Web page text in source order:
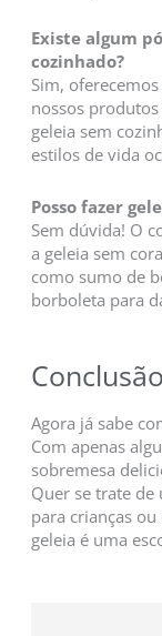
Existe algum
cozinhado?
Sim, oferecemos
nossos
geleia sem
estilos de vida
Posso fazer
Sem dúvida! O
a geleia sem
como sumo de
borboleta para
Conclusão
Agora já sabe
Com apenas
sobremesa
Quer se trate
para crianças
geleia é uma